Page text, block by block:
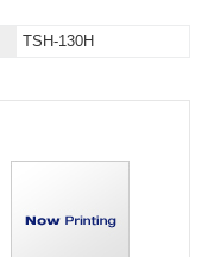
TSH-130H